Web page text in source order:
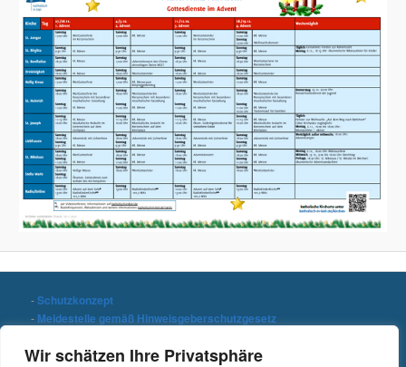
Wir schätzen Ihre Privatsphäre
-Schutzkonzept
- Meldestelle gemäß Hinweisgeberschutzgesetz
-Impressum